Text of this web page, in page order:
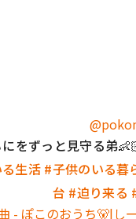
をずっと見守る弟
生活 #子供のいる暮
台 #迫り来る
- ぽこのおうち🐻|し